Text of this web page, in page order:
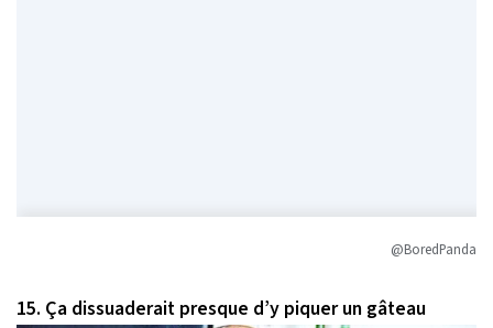
@BoredPanda
15. Ça dissuaderait presque d’y piquer un gâteau